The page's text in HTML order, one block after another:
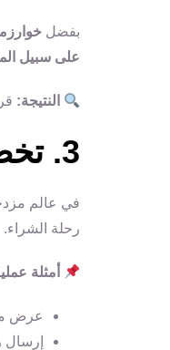
بفضل
على سبيل
النتيجة:
3. تخصيص تجربة العميل (Hyper Personalization)
في عالم
رحلة الشراء.
أمثلة
عرض
إرسال